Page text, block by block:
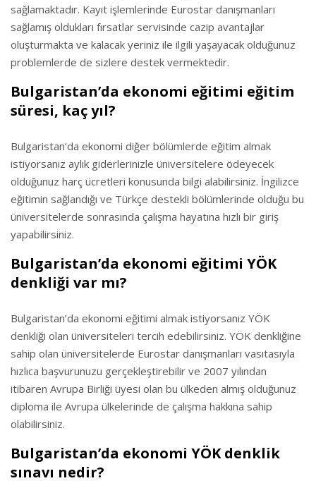
sağlamaktadır. Kayıt işlemlerinde Eurostar danışmanları
sağlamış oldukları fırsatlar servisinde cazip avantajlar
oluşturmakta ve kalacak yeriniz ile ilgili yaşayacak olduğunuz
problemlerde de sizlere destek vermektedir.
Bulgaristan’da ekonomi eğitimi eğitim
süresi, kaç yıl?
Bulgaristan’da ekonomi diğer bölümlerde eğitim almak
istiyorsanız aylık giderlerinizle üniversitelere ödeyecek
olduğunuz harç ücretleri konusunda bilgi alabilirsiniz. İngilizce
eğitimin sağlandığı ve Türkçe destekli bölümlerinde olduğu bu
üniversitelerde sonrasında çalışma hayatına hızlı bir giriş
yapabilirsiniz.
Bulgaristan’da ekonomi eğitimi YÖK
denkliği var mı?
Bulgaristan’da ekonomi eğitimi almak istiyorsanız YÖK
denkliği olan üniversiteleri tercih edebilirsiniz. YÖK denkliğine
sahip olan üniversitelerde Eurostar danışmanları vasıtasıyla
hızlıca başvurunuzu gerçekleştirebilir ve 2007 yılından
itibaren Avrupa Birliği üyesi olan bu ülkeden almış olduğunuz
diploma ile Avrupa ülkelerinde de çalışma hakkına sahip
olabilirsiniz.
Bulgaristan’da ekonomi YÖK denklik
sınavı nedir?